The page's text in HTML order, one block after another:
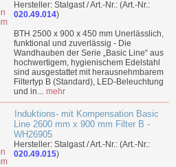
Hersteller: Stalgast / Art.-Nr.: (Art.-Nr.:
020.49.014)
BTH 2500 x 900 x 450 mm Unerlässlich,
funktional und zuverlässig - Die
Wandhauben der Serie „Basic Line“ aus
hochwertigem, hygienischem Edelstahl
sind ausgestattet mit herausnehmbarem
Filtertyp B (Standard), LED-Beleuchtung
und in... mehr
Induktions- mit Kompensation Basic
Line 2600 mm x 900 mm Filter B -
WH26905
Hersteller: Stalgast / Art.-Nr.: (Art.-Nr.:
020.49.015)